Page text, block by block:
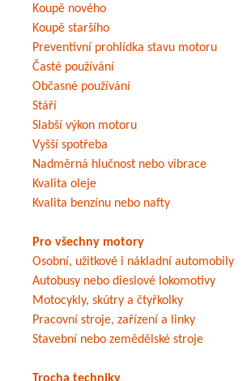
Koupě nového
Koupě staršího
Preventivní prohlídka stavu motoru
Časté používání
Občasné používání
Stáří
Slabší výkon motoru
Vyšší spotřeba
Nadměrná hlučnost nebo vibrace
Kvalita oleje
Kvalita benzínu nebo nafty
Pro všechny motory
Osobní, užitkové i nákladní automobily
Autobusy nebo dieslové lokomotivy
Motocykly, skútry a čtyřkolky
Pracovní stroje, zařízení a linky
Stavební nebo zemědělské stroje
Trocha techniky